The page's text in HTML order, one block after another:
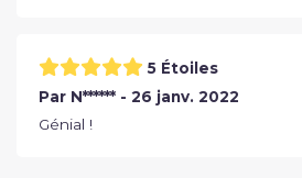
5 Étoiles
Par N****** - 26 janv. 2022
Génial !